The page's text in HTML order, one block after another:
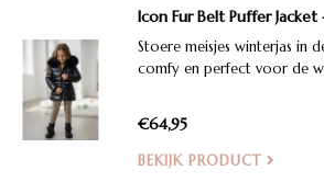
Icon Fur Belt Puffer
Stoere meisjes winterjas in
comfy en perfect voor de
€64,95
BEKIJK PRODUCT